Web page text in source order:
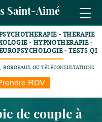
Saint-Aimé
- THERAPIE
- HYPNOTHERAPIE -
- TESTS QI
BORDEAUX OU TÉLÉCONSULTATIONS
RDV
de couple à